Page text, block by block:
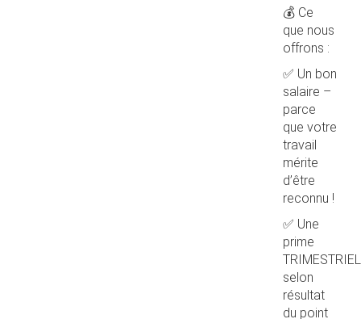
💰 Ce
que nous
offrons :
✅ Un bon
salaire –
parce
que votre
travail
mérite
d’être
reconnu !
✅ Une
prime
selon
résultat
du point